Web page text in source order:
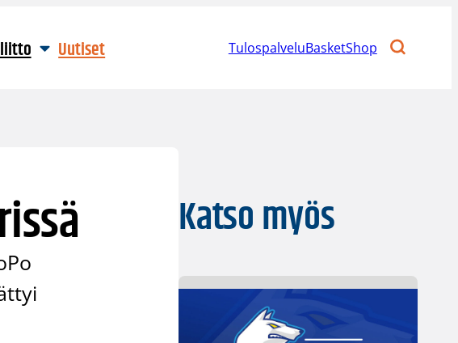
Uutiset TulospalveluBasketShop
Katso myös